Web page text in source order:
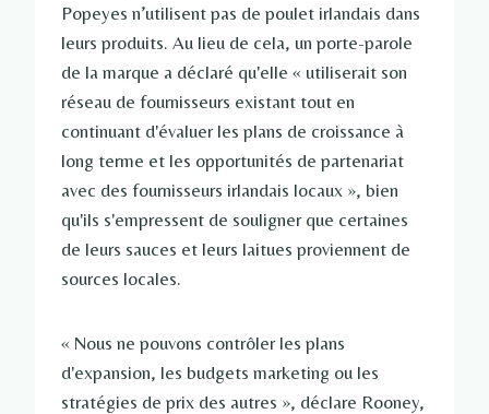
Popeyes n’utilisent pas de poulet irlandais dans
leurs produits. Au lieu de cela, un porte-parole
de la marque a déclaré qu'elle « utiliserait son
réseau de fournisseurs existant tout en
continuant d'évaluer les plans de croissance à
long terme et les opportunités de partenariat
avec des fournisseurs irlandais locaux », bien
qu'ils s'empressent de souligner que certaines
de leurs sauces et leurs laitues proviennent de
sources locales.
« Nous ne pouvons contrôler les plans
d'expansion, les budgets marketing ou les
stratégies de prix des autres », déclare Rooney,